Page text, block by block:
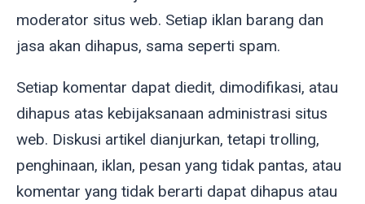
moderator situs web. Setiap iklan barang dan
jasa akan dihapus, sama seperti spam.
Setiap komentar dapat diedit, dimodifikasi, atau
dihapus atas kebijaksanaan administrasi situs
web. Diskusi artikel dianjurkan, tetapi trolling,
penghinaan, iklan, pesan yang tidak pantas, atau
komentar yang tidak berarti dapat dihapus atau